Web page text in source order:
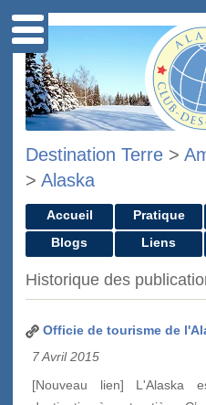
Destination Terre >
> Alaska
Accueil Pratique
Blogs
Liens
Historique des
Officie de tourisme de
7 Avril 2015
[Nouveau lien] L'Alaska